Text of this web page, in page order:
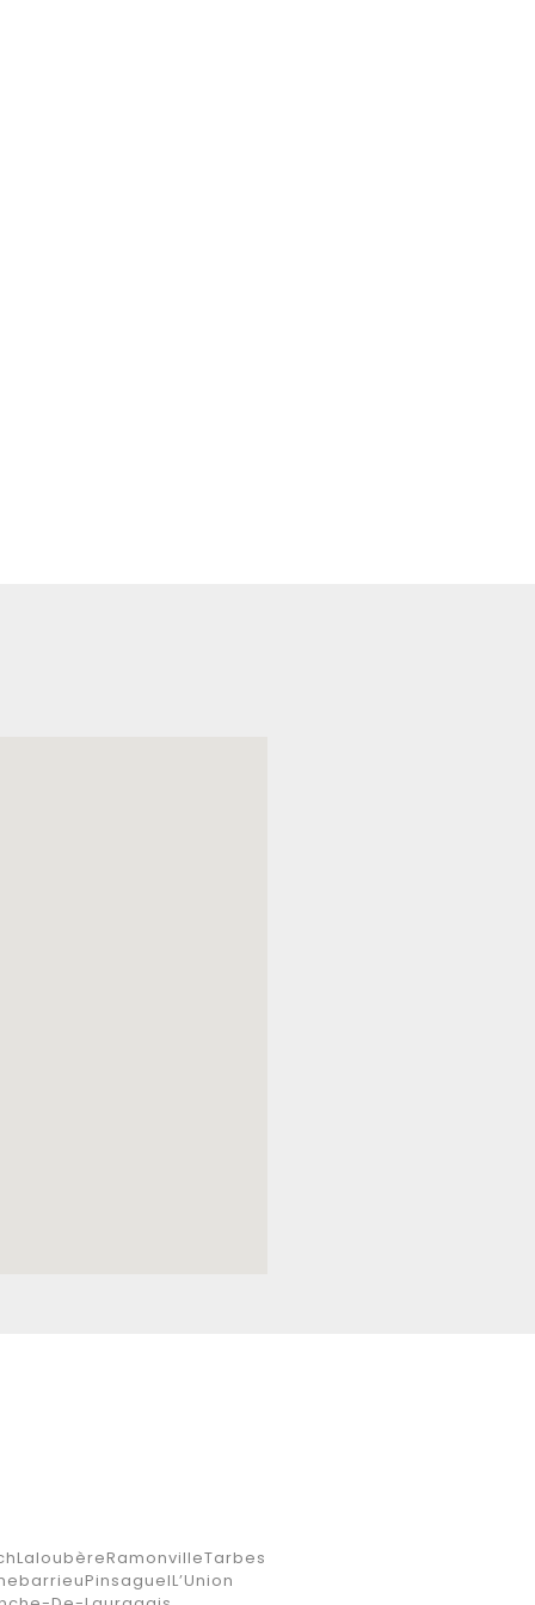
LaloubèreRamonvilleTarbes
PinsaguelL’Union